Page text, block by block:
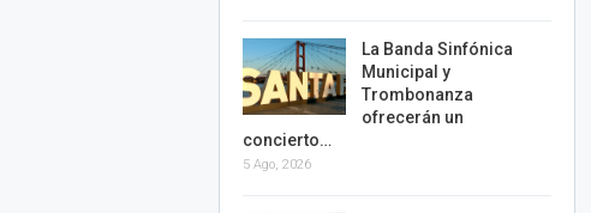
La Banda Sinfónica
Municipal y
Trombonanza
ofrecerán un
concierto…
5 Ago, 2026